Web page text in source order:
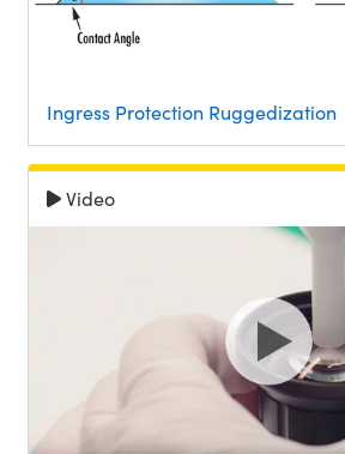
Ingress Protection Ruggedization
Video